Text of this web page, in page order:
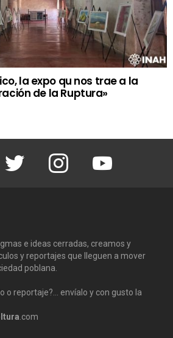
la expo qu nos trae a la
de la Ruptura»
Twitter Instagram Youtube
e ideas cerradas, creamos y
y reportajes que lleguen a mover
poblana.
o reportaje?… envíalo y con gusto la
.com